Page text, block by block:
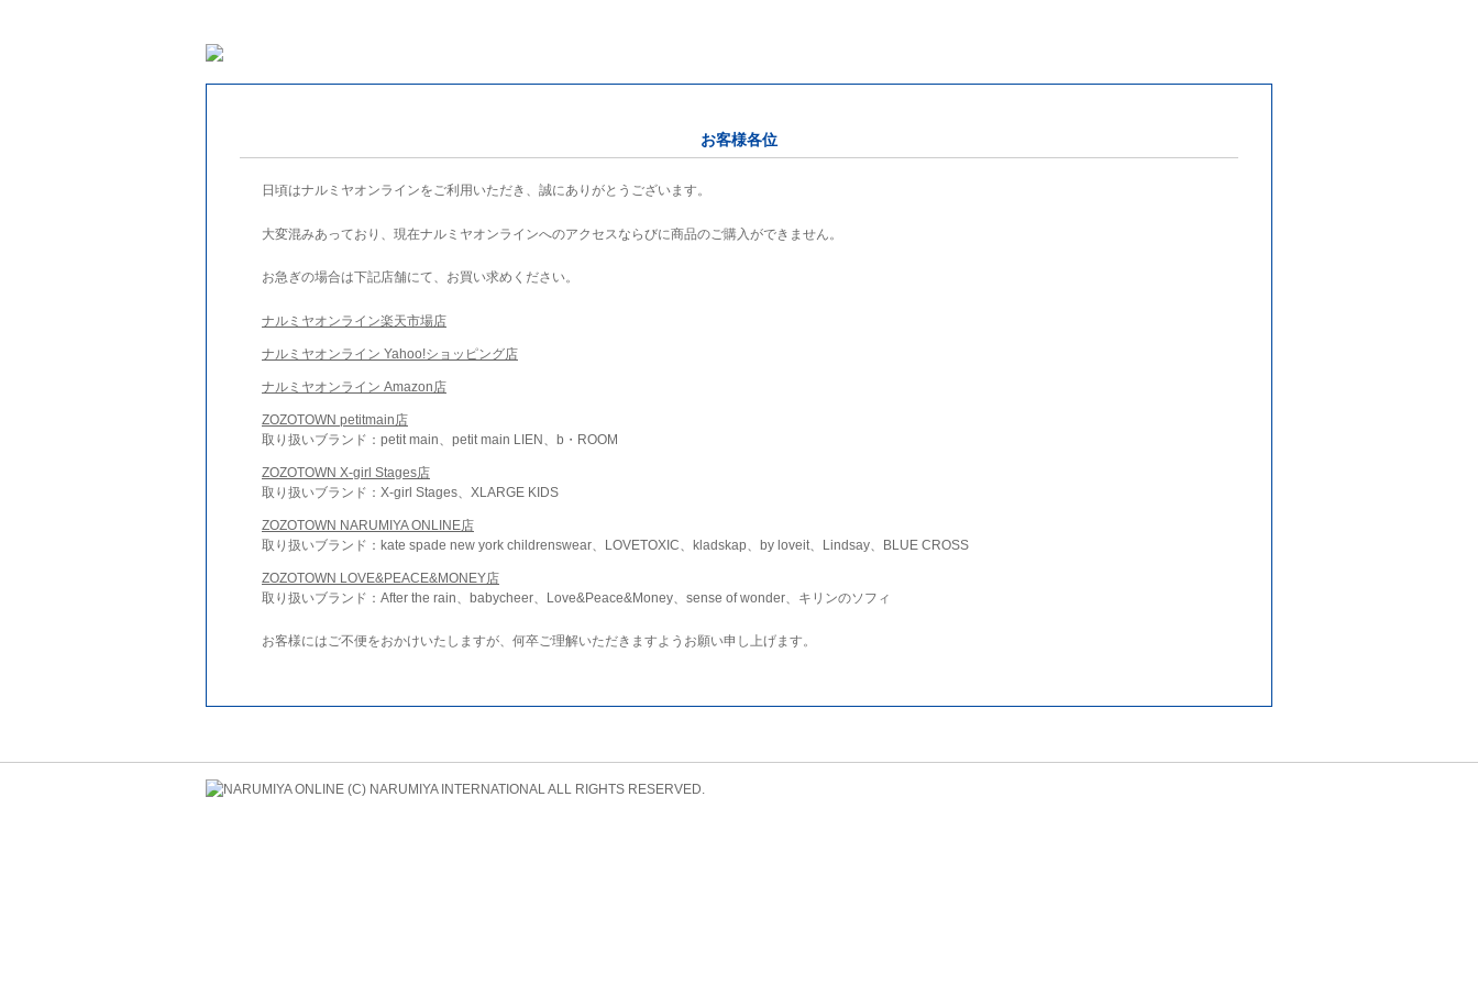
お客様各位
日頃はナルミヤオンラインをご利用いただき、誠にありがとうございます。
大変混みあっており、現在ナルミヤオンラインへのアクセスならびに商品のご購入ができません。
お急ぎの場合は下記店舗にて、お買い求めください。
ナルミヤオンライン楽天市場店
ナルミヤオンライン Yahoo!ショッピング店
ナルミヤオンライン Amazon店
ZOZOTOWN petitmain店
取り扱いブランド：petit main、petit main LIEN、b・ROOM
ZOZOTOWN X-girl Stages店
取り扱いブランド：X-girl Stages、XLARGE KIDS
ZOZOTOWN NARUMIYA ONLINE店
取り扱いブランド：kate spade new york childrenswear、LOVETOXIC、kladskap、by loveit、Lindsay、BLUE CROSS
ZOZOTOWN LOVE&PEACE&MONEY店
取り扱いブランド：After the rain、babycheer、Love&Peace&Money、sense of wonder、キリンのソフィ
お客様にはご不便をおかけいたしますが、何卒ご理解いただきますようお願い申し上げます。